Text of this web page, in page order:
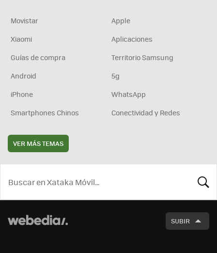
Movistar
Apple
Xiaomi
Aplicaciones
Guías de compra
Territorio Samsung
Android
5g
iPhone
WhatsApp
Smartphones Chinos
Conectividad y Redes
VER MÁS TEMAS
SUBIR